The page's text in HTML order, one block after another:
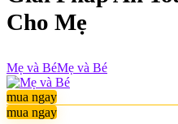
Cho Mẹ
Mẹ và BéMẹ và Bé
mua ngay
mua ngay